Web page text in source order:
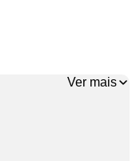
Ver mais